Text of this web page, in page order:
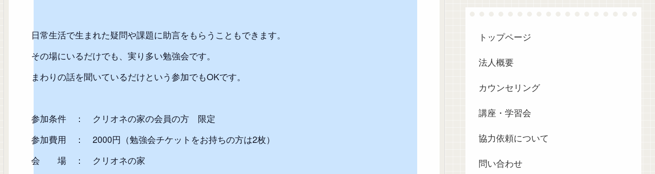
日常生活で生まれた疑問や課題に助言をもらうこともできます。
その場にいるだけでも、実り多い勉強会です。
まわりの話を聞いているだけという参加でもOKです。
参加条件 ： クリオネの家の会員の方 限定
参加費用 ： 2000円（勉強会チケットをお持ちの方は2枚）
会 場 ： クリオネの家
b
o
o
k
トップページ
法人概要
カウンセリング
講座・学習会
協力依頼について
問い合わせ